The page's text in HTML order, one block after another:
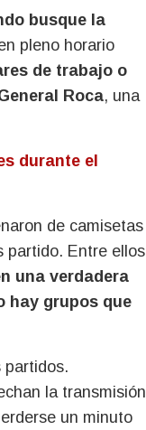
busque la
pleno horario
de trabajo o
Roca, una
durante el
de camisetas
partido. Entre ellos
una verdadera
hay grupos que
partidos.
la transmisión
un minuto